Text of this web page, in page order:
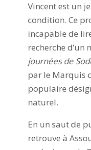
Vincent est un
condition. Ce
incapable de
recherche
journées de
par le Marquis
populaire
naturel.
En un saut de
retrouve à